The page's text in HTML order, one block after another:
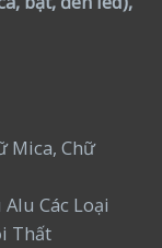
Mica, Chữ
Các Loại
Thất